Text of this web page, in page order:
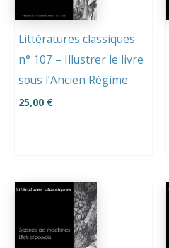
Littératures classiques
n° 107 – Illustrer le livre
sous l’Ancien Régime
25,00 €